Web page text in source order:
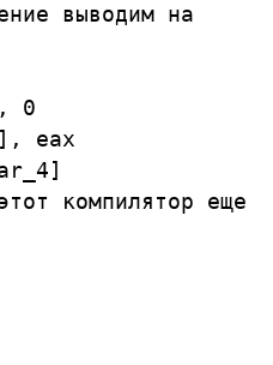
выводим на
,
0
] ,
eax
]
компилятор еще